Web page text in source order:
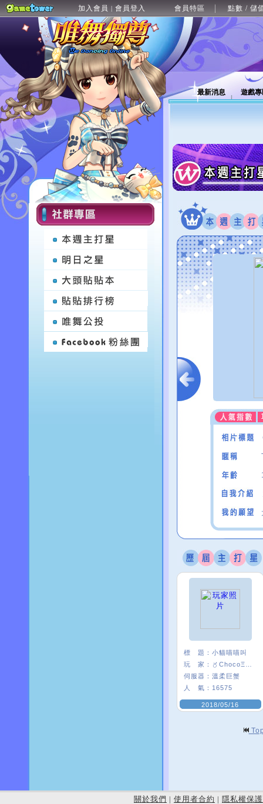
加入會員 | 會員登入 會員特區 點數 / 儲
最新消息 遊戲
標 題： 小貓喵喵叫
玩 家：
伺服器： 溫柔巨蟹
人 氣： 16575
2018/05/16
關於我們 | 使用者合約 | 隱私權保護